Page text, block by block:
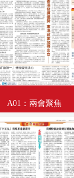
A01：兩會聚焦